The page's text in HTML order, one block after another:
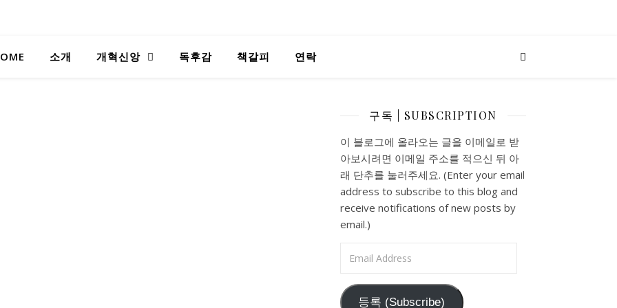
소개 개혁신앙 독후감 책갈피 연락
구독 | SUBSCRIPTION
이 블로그에 올라오는 글을 이메일로 받
아보시려면 이메일 주소를 적으신 뒤 아
래 단추를 눌러주세요. (Enter your email
address to subscribe to this blog and
receive notifications of new posts by
email.)
등록 (Subscribe)